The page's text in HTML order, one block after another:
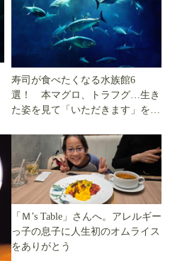
寿司が食べたくなる水族館6
選！ 本マグロ、トラフグ…生き
た姿を見て「いただきます」を考
「Ｍ’s Table」さんへ。アレルギー
っ子の息子に人生初のオムライス
をありがとう